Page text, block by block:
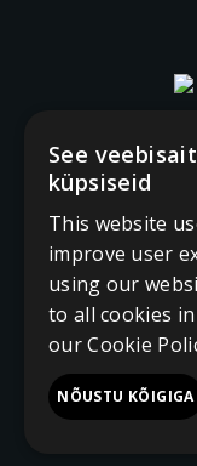
See
küpsiseid
This website
improve user
using our
to all cookies
our Cookie
NÕUSTU KÕIGIGA